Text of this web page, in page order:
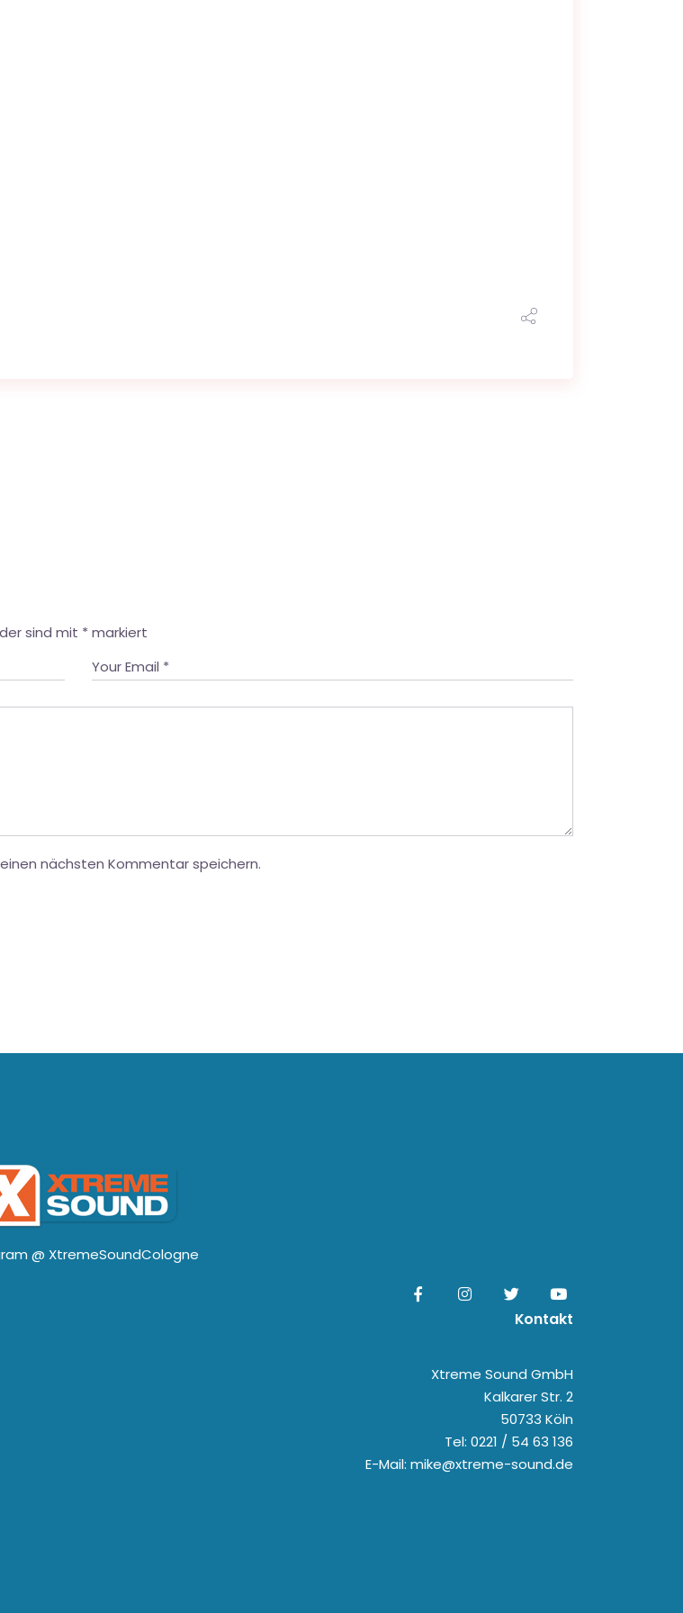
sind mit * markiert
nächsten Kommentar speichern.
@ XtremeSoundCologne
Kontakt
Xtreme Sound GmbH
Kalkarer Str. 2
50733 Köln
Tel: 0221 / 54 63 136
E-Mail: mike@xtreme-sound.de